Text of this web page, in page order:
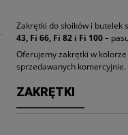
Zakrętki do słoików i
43, Fi 66, Fi 82 i Fi 100–
Oferujemy zakrętki w kolorze
sprzedawanych komercyjnie.
ZAKRĘTKI